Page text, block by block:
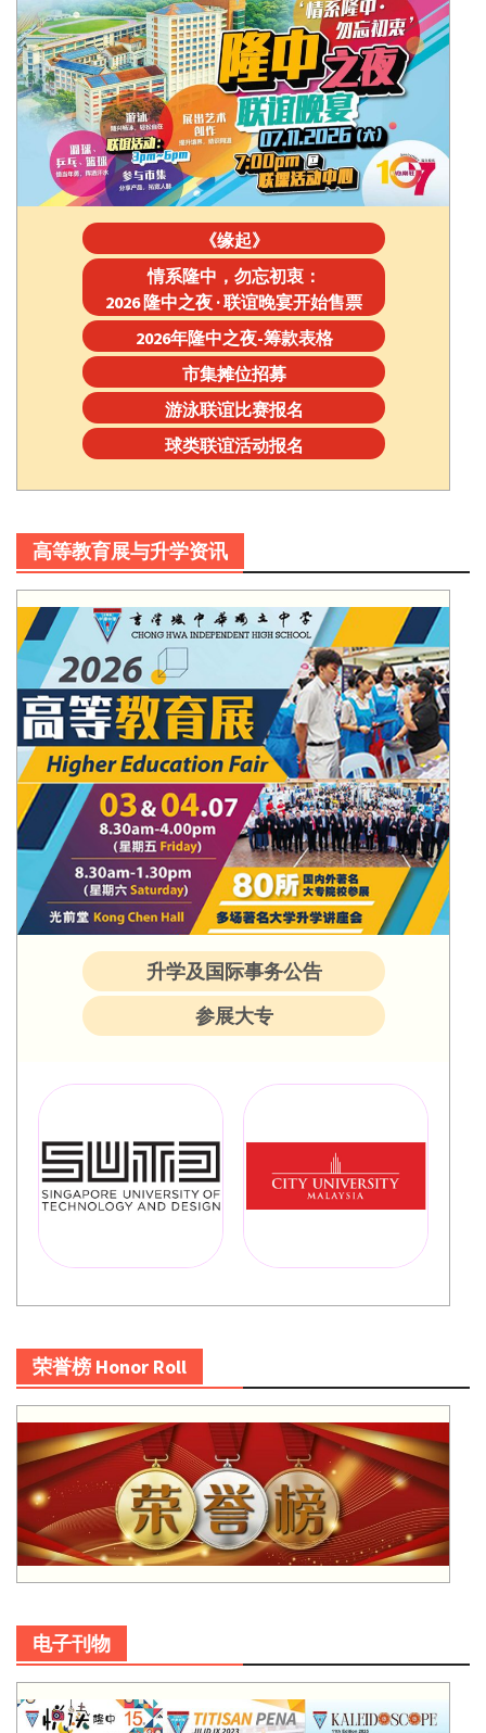
《缘起》
情系隆中，勿忘初衷：
2026 隆中之夜 · 联谊晚宴开始售票
2026年隆中之夜-筹款表格
市集摊位招募
游泳联谊比赛报名
球类联谊活动报名
高等教育展与升学资讯
升学及国际事务公告
参展大专
荣誉榜 Honor Roll
电子刊物